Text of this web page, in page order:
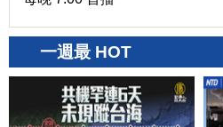
一週最 HOT